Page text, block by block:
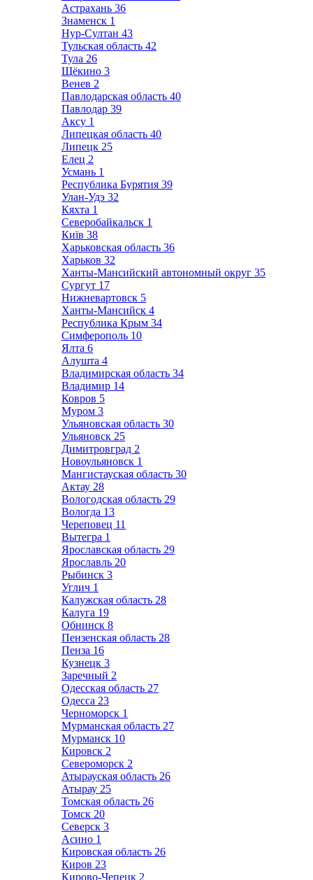
Астрахань 36
Знаменск 1
Нур-Султан 43
Тульская область 42
Тула 26
Щёкино 3
Венев 2
Павлодарская область 40
Павлодар 39
Аксу 1
Липецкая область 40
Липецк 25
Елец 2
Усмань 1
Республика Бурятия 39
Улан-Удэ 32
Кяхта 1
Северобайкальск 1
Київ 38
Харьковская область 36
Харьков 32
Ханты-Мансийский автономный округ 35
Сургут 17
Нижневартовск 5
Ханты-Мансийск 4
Республика Крым 34
Симферополь 10
Ялта 6
Алушта 4
Владимирская область 34
Владимир 14
Ковров 5
Муром 3
Ульяновская область 30
Ульяновск 25
Димитровград 2
Новоульяновск 1
Мангистауская область 30
Актау 28
Вологодская область 29
Вологда 13
Череповец 11
Вытегра 1
Ярославская область 29
Ярославль 20
Рыбинск 3
Углич 1
Калужская область 28
Калуга 19
Обнинск 8
Пензенская область 28
Пенза 16
Кузнецк 3
Заречный 2
Одесская область 27
Одесса 23
Черноморск 1
Мурманская область 27
Мурманск 10
Кировск 2
Североморск 2
Атырауская область 26
Атырау 25
Томская область 26
Томск 20
Северск 3
Асино 1
Кировская область 26
Киров 23
Кирово-Чепецк 2